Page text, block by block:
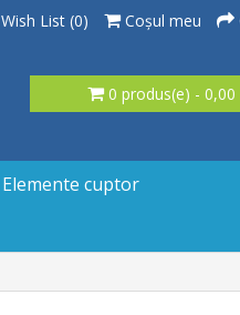
Wish List (0) Coşul meu
Elemente cuptor